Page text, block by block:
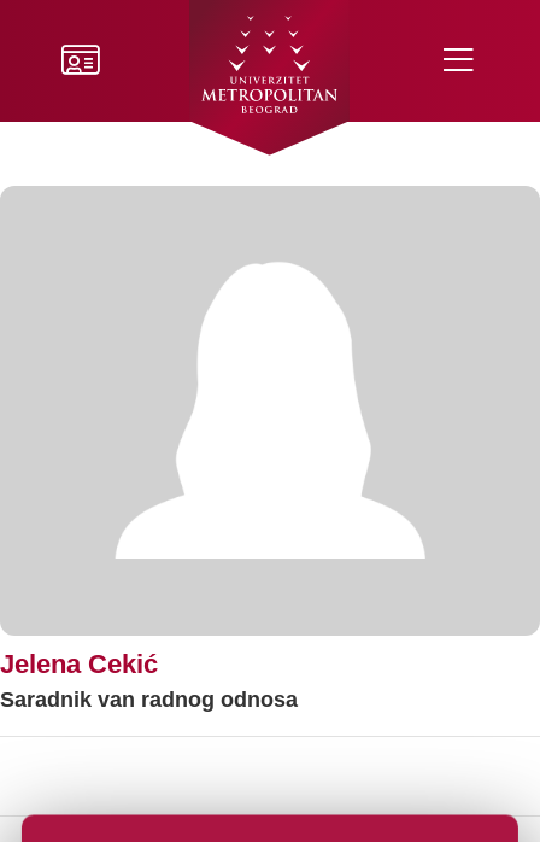
Jelena Cekić
Saradnik van radnog odnosa